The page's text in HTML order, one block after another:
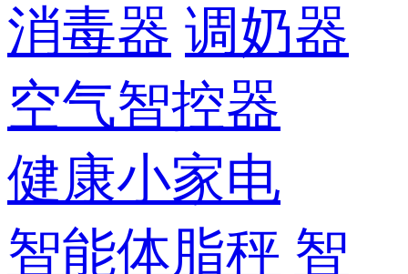
消毒器 调奶器
空气智控器
健康小家电
智能体脂秤 智